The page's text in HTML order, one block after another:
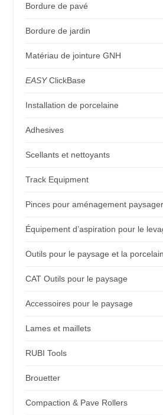
Bordure de pavé
Bordure de jardin
Matériau de jointure GNH
EASYClickBase
Installation de porcelaine
Adhesives
Scellants et nettoyants
Track Equipment
Pinces pour aménagement paysager
Équipement d’aspiration pour le
Outils pour le paysage et la
CAT Outils pour le paysage
Accessoires pour le paysage
Lames et maillets
RUBI Tools
Brouetter
Compaction & Pave Rollers